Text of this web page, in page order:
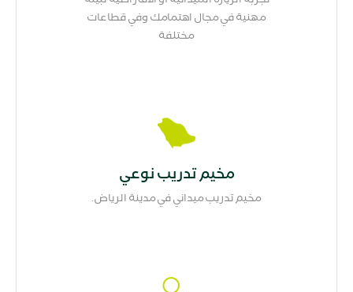
مهنية في مجال اهتمامك وفي قطاعات
مختلفة
مخيم تدريب نوعي
مخيم تدريب ميداني في مدينة الرياض.